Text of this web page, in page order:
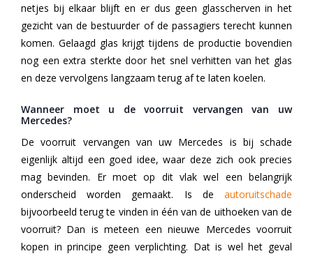
netjes bij elkaar blijft en er dus geen glasscherven in het
gezicht van de bestuurder of de passagiers terecht kunnen
komen. Gelaagd glas krijgt tijdens de productie bovendien
nog een extra sterkte door het snel verhitten van het glas
en deze vervolgens langzaam terug af te laten koelen.
Wanneer moet u de voorruit vervangen van uw
Mercedes?
De voorruit vervangen van uw Mercedes is bij schade
eigenlijk altijd een goed idee, waar deze zich ook precies
mag bevinden. Er moet op dit vlak wel een belangrijk
onderscheid worden gemaakt. Is de autoruitschade
bijvoorbeeld terug te vinden in één van de uithoeken van de
voorruit? Dan is meteen een nieuwe Mercedes voorruit
kopen in principe geen verplichting. Dat is wel het geval